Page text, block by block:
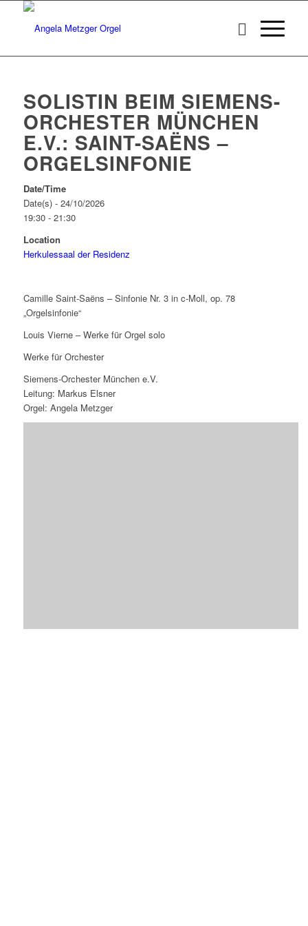
SOLISTIN BEIM SIEMENS-
ORCHESTER MÜNCHEN
E.V.: SAINT-SAËNS –
ORGELSINFONIE
Date/Time
Date(s) - 24/10/2026
19:30 - 21:30
Location
Herkulessaal der Residenz
Camille Saint-Saëns – Sinfonie Nr. 3 in c-Moll, op. 78
„Orgelsinfonie“
Louis Vierne – Werke für Orgel solo
Werke für Orchester
Siemens-Orchester München e.V.
Leitung: Markus Elsner
Orgel: Angela Metzger